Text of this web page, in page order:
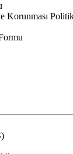
Korunması